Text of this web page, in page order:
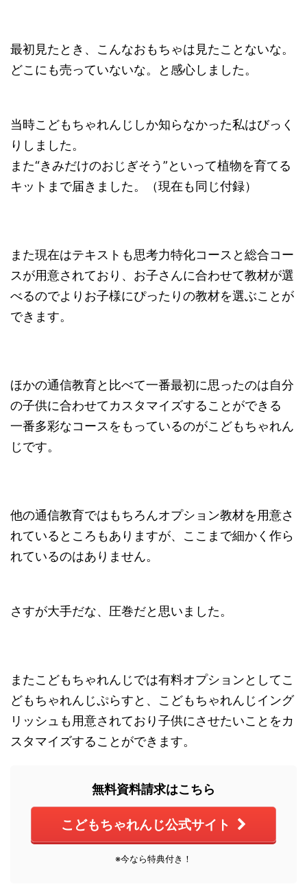
最初見たとき、こんなおもちゃは見たことないな。
どこにも売っていないな。と感心しました。
当時こどもちゃれんじしか知らなかった私はびっく
りしました。
また“きみだけのおじぎそう”といって植物を育てる
キットまで届きました。（現在も同じ付録）
また現在はテキストも思考力特化コースと総合コー
スが用意されており、お子さんに合わせて教材が選
べるのでよりお子様にぴったりの教材を選ぶことが
できます。
ほかの通信教育と比べて一番最初に思ったのは自分
の子供に合わせてカスタマイズすることができる
一番多彩なコースをもっているのがこどもちゃれん
じです。
他の通信教育ではもちろんオプション教材を用意さ
れているところもありますが、ここまで細かく作ら
れているのはありません。
さすが大手だな、圧巻だと思いました。
またこどもちゃれんじでは有料オプションとしてこ
どもちゃれんじぷらすと、こどもちゃれんじイング
リッシュも用意されており子供にさせたいことをカ
スタマイズすることができます。
無料資料請求はこちら
こどもちゃれんじ公式サイト
※今なら特典付き！